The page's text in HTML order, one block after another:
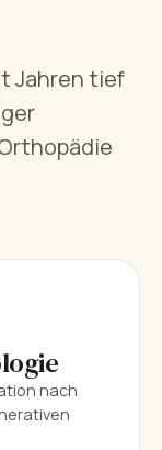
Jahren tief
nach